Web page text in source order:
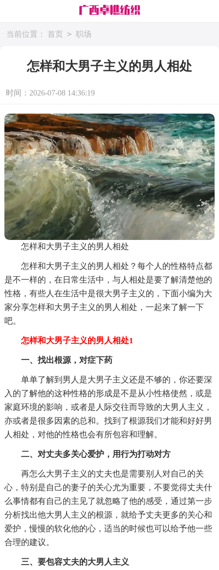
当前位置： 首页 > 职场
怎样和大男子主义的男人相处
时间：2026-07-08 14:36:19
怎样和大男子主义的男人相处
怎样和大男子主义的男人相处？每个人的性格特点都
是不一样的，在日常生活中，与人相处是要了解清楚他的
性格，有些人在生活中是很大男子主义的，下面小编为大
家分享怎样和大男子主义的男人相处，一起来了解一下
吧。
怎样和大男子主义的男人相处1
一、找出根源，对症下药
单单了解到男人是大男子主义还是不够的，你还要深
入的了解他的这种性格的形成是不是从小性格使然，或是
家庭环境的影响，或者是人际交往而导致的大男人主义，
亦或者是很多因素的总和。找到了根源我们才能和好好男
人相处，对他的性格也会有所包容和理解。
二、对丈夫多关心爱护，用行为打动对方
再怎么大男子主义的丈夫也是需要别人对自己的关
心，特别是自己的妻子的关心尤为重要，不要觉得丈夫什
么事情都有自己的主见了就忽略了他的感受，通过第一步
分析找出他大男人主义的根源，就给予丈夫更多的关心和
爱护，慢慢的软化他的心，适当的时候也可以给予他一些
合理的建议。
三、要包容丈夫的大男人主义